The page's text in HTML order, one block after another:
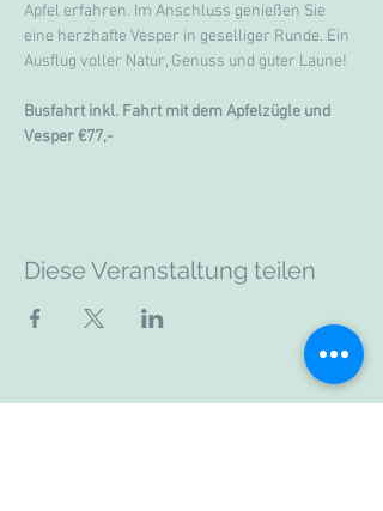
Apfel erfahren. Im Anschluss genießen Sie
eine herzhafte Vesper in geselliger Runde. Ein
Ausflug voller Natur, Genuss und guter Laune!
Busfahrt inkl. Fahrt mit dem Apfelzügle und
Vesper €77,-
Diese Veranstaltung teilen